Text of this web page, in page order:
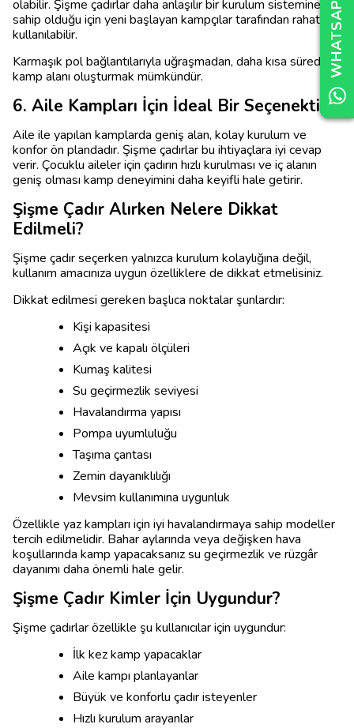
olabilir. Şişme çadırlar daha anlaşılır bir kurulum sistemine
sahip olduğu için yeni başlayan kampçılar tarafından rahatlıkla
kullanılabilir.
Karmaşık pol bağlantılarıyla uğraşmadan, daha kısa sürede
kamp alanı oluşturmak mümkündür.
6. Aile Kampları İçin İdeal Bir Seçenektir
Aile ile yapılan kamplarda geniş alan, kolay kurulum ve
konfor ön plandadır. Şişme çadırlar bu ihtiyaçlara iyi cevap
verir. Çocuklu aileler için çadırın hızlı kurulması ve iç alanın
geniş olması kamp deneyimini daha keyifli hale getirir.
Şişme Çadır Alırken Nelere Dikkat
Edilmeli?
Şişme çadır seçerken yalnızca kurulum kolaylığına değil,
kullanım amacınıza uygun özelliklere de dikkat etmelisiniz.
Dikkat edilmesi gereken başlıca noktalar şunlardır:
Kişi kapasitesi
Açık ve kapalı ölçüleri
Kumaş kalitesi
Su geçirmezlik seviyesi
Havalandırma yapısı
Pompa uyumluluğu
Taşıma çantası
Zemin dayanıklılığı
Mevsim kullanımına uygunluk
Özellikle yaz kampları için iyi havalandırmaya sahip modeller
tercih edilmelidir. Bahar aylarında veya değişken hava
koşullarında kamp yapacaksanız su geçirmezlik ve rüzgâr
dayanımı daha önemli hale gelir.
Şişme Çadır Kimler İçin Uygundur?
Şişme çadırlar özellikle şu kullanıcılar için uygundur:
İlk kez kamp yapacaklar
Aile kampı planlayanlar
Büyük ve konforlu çadır isteyenler
Hızlı kurulum arayanlar